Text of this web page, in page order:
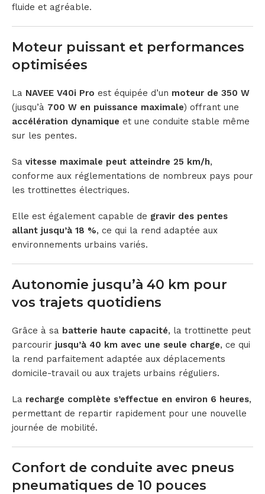
fluide et agréable.
Moteur puissant et performances
optimisées
La NAVEE V40i Pro est équipée d’un moteur de 350 W
(jusqu’à 700 W en puissance maximale) offrant une
accélération dynamique et une conduite stable même
sur les pentes.
Sa vitesse maximale peut atteindre 25 km/h,
conforme aux réglementations de nombreux pays pour
les trottinettes électriques.
Elle est également capable de gravir des pentes
allant jusqu’à 18 %, ce qui la rend adaptée aux
environnements urbains variés.
Autonomie jusqu’à 40 km pour
vos trajets quotidiens
Grâce à sa batterie haute capacité, la trottinette peut
parcourir jusqu’à 40 km avec une seule charge, ce qui
la rend parfaitement adaptée aux déplacements
domicile-travail ou aux trajets urbains réguliers.
La recharge complète s’effectue en environ 6 heures,
permettant de repartir rapidement pour une nouvelle
journée de mobilité.
Confort de conduite avec pneus
pneumatiques de 10 pouces